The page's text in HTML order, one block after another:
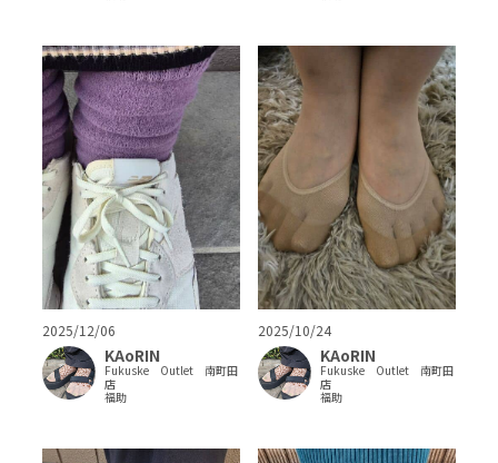
2025/12/06
KAoRIN
Fukuske Outlet 南町田
店
福助
2025/10/24
KAoRIN
Fukuske Outlet 南町田
店
福助